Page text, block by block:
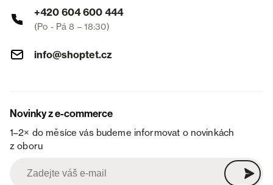
+420 604 600 444
(Po - Pá 8 – 18:30)
info@shoptet.cz
Novinky z e-commerce
1–2× do měsíce vás budeme informovat o novinkách
z oboru